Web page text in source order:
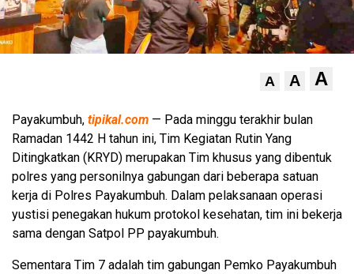
A A A
Payakumbuh, tipikal.com — Pada minggu terakhir bulan
Ramadan 1442 H tahun ini, Tim Kegiatan Rutin Yang
Ditingkatkan (KRYD) merupakan Tim khusus yang dibentuk
polres yang personilnya gabungan dari beberapa satuan
kerja di Polres Payakumbuh. Dalam pelaksanaan operasi
yustisi penegakan hukum protokol kesehatan, tim ini bekerja
sama dengan Satpol PP payakumbuh.
Sementara Tim 7 adalah tim gabungan Pemko Payakumbuh